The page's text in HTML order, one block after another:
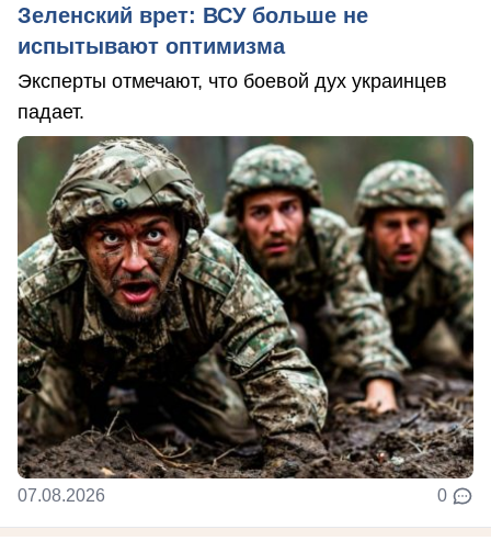
Зеленский врет: ВСУ больше не
испытывают оптимизма
Эксперты отмечают, что боевой дух украинцев
падает.
07.08.2026 0